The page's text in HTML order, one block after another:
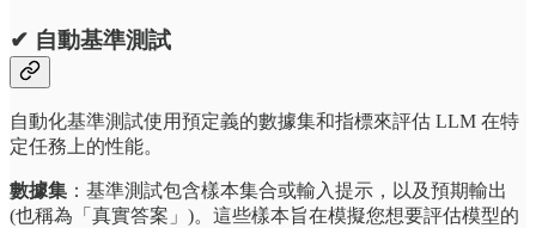
✔ 自動基準測試
自動化基準測試使用預定義的數據集和指標來評估 LLM 在特
定任務上的性能。
數據集 ：基準測試包含樣本集合或輸入提示，以及預期輸出
(也稱為「真實答案」)。這些樣本旨在模擬您想要評估模型的